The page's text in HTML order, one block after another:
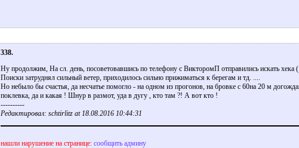
338.
Ну продолжим, На сл. день, посоветовавшись по телефону с ВикторомП отправились искать хека (
Поиски затруднял сильный ветер, приходилось сильно прижиматься к берегам и тд. ....
Но небыло бы счастья, да несчатье помогло - на одном из прогонов, на бровке с 60на 20 м
поклевка, да и какая ! Шнур в размот, уда в дугу , кто там ?! А вот кто !
----------
Редактировал: schtirlitz at 18.08.2016 10:44:31
нашли нарушение на странице: сообщить админу